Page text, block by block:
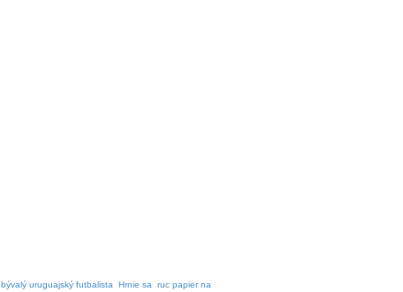
bývalý uruguajský futbalista Hrnie sa ruc papier na